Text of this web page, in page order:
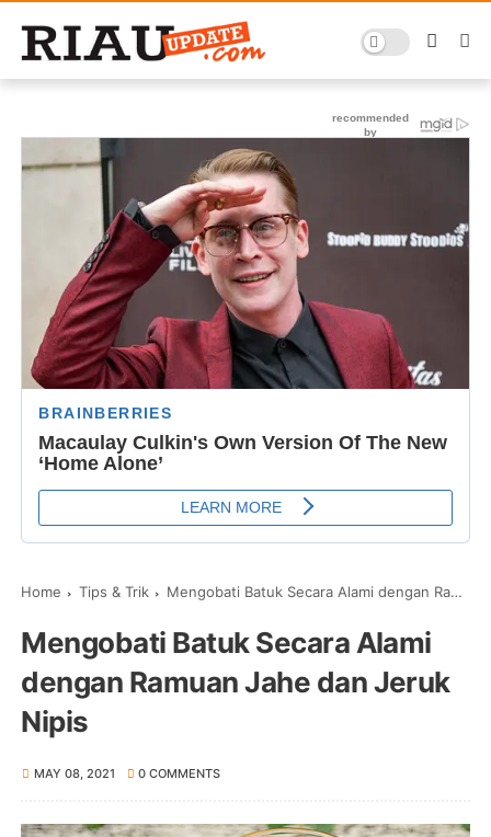
Home Tips & Trik Mengobati Batuk Secara Alami dengan Ramuan Jahe dan Jeruk Nipis
Mengobati Batuk Secara Alami
dengan Ramuan Jahe dan Jeruk
Nipis
MAY 08, 2021 0 COMMENTS